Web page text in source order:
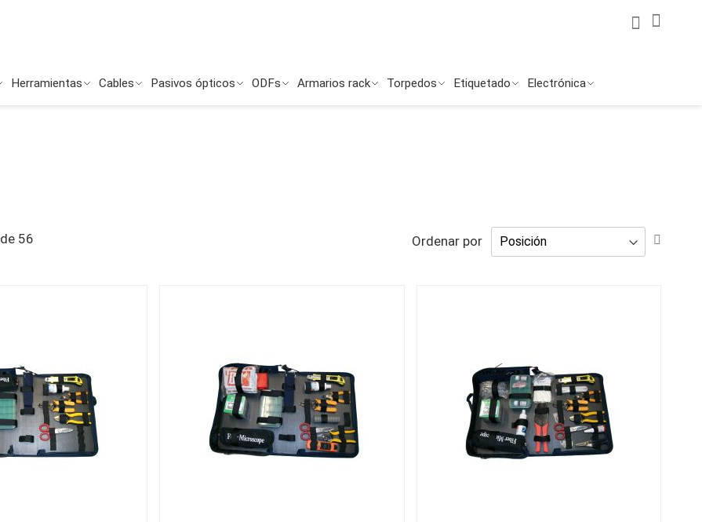
Mi Cuenta
Buscar
Herramientas Cables Pasivos ópticos ODFs Armarios rack Torpedos Etiquetado Electrónica
de 56 Ordenar por